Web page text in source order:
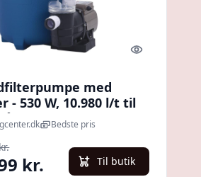
Quick look
med
- 530 W, 10.980 l/t til
pools
Bedste pris
kr. Til butik